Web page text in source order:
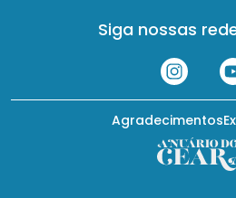
Siga nossas
Agradecimentos